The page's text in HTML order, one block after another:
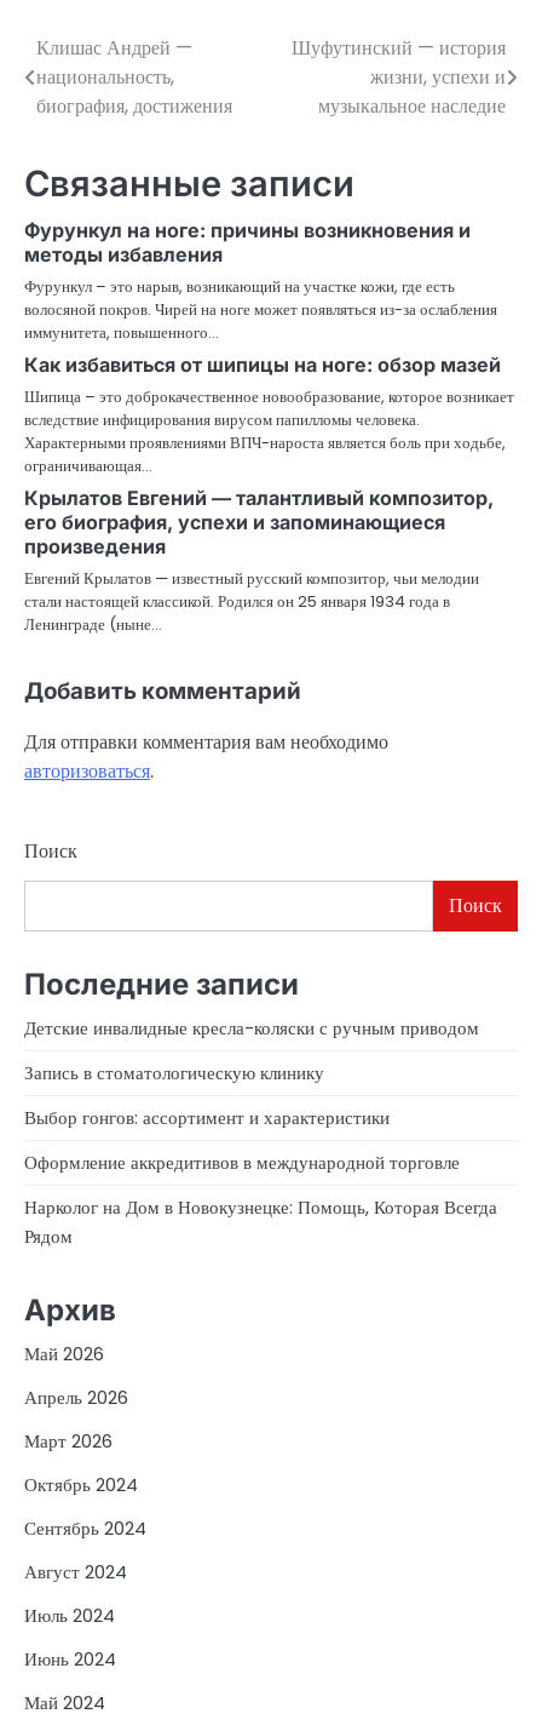
Навигация
по
Клишас Андрей —
национальность,
биография, достижения
Шуфутинский — история
жизни, успехи и
музыкальное наследие
Связанные записи
Фурункул на ноге: причины возникновения и
методы избавления
Фурункул – это нарыв, возникающий на участке кожи, где есть
волосяной покров. Чирей на ноге может появляться из-за ослабления
иммунитета, повышенного…
Как избавиться от шипицы на ноге: обзор мазей
Шипица – это доброкачественное новообразование, которое возникает
вследствие инфицирования вирусом папилломы человека.
Характерными проявлениями ВПЧ-нароста является боль при ходьбе,
ограничивающая…
Крылатов Евгений — талантливый композитор,
его биография, успехи и запоминающиеся
произведения
Евгений Крылатов — известный русский композитор, чьи мелодии
стали настоящей классикой. Родился он 25 января 1934 года в
Ленинграде (ныне…
Добавить комментарий
Для отправки комментария вам необходимо
авторизоваться.
Поиск
Поиск
Последние записи
Детские инвалидные кресла-коляски с ручным приводом
Запись в стоматологическую клинику
Выбор гонгов: ассортимент и характеристики
Оформление аккредитивов в международной торговле
Нарколог на Дом в Новокузнецке: Помощь, Которая Всегда
Рядом
Архив
Май 2026
Апрель 2026
Март 2026
Октябрь 2024
Сентябрь 2024
Август 2024
Июль 2024
Июнь 2024
Май 2024